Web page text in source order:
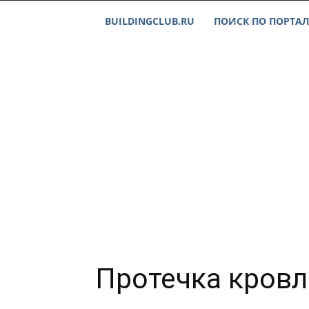
BUILDINGCLUB.RU ПОИСК ПО
Протечка